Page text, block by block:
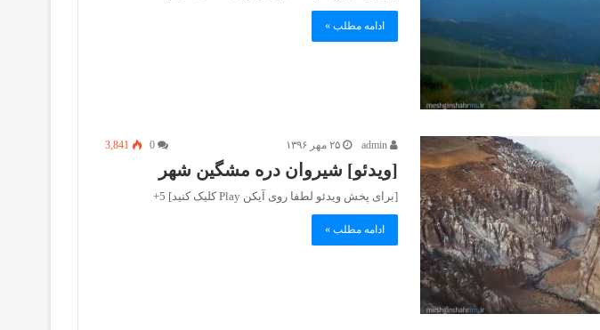
ادامه مطلب »
۲۵ مهر ۱۳۹۶ 3,841
[ویدئو] شیروان دره مشگین شهر
[برای پخش ویدئو لطفا روی آیکن Play کلیک کنید] 5+
ادامه مطلب »